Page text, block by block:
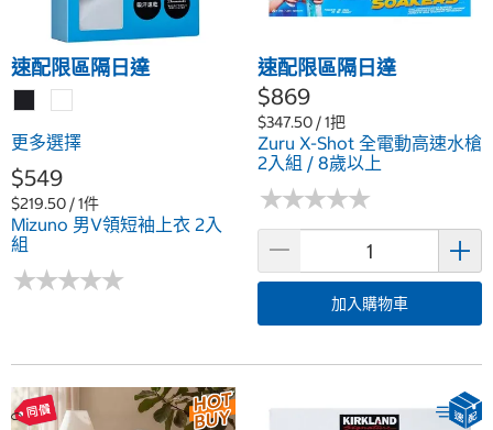
速配限區隔日達
更多選擇
$549
$219.50 / 1件
Mizuno 男V領短袖上衣 2入
組
★★★★★
★★★★★
速配限區隔日達
$869
$347.50 / 1把
Zuru X-Shot 全電動高速水槍
2入組 / 8歲以上
★★★★★
★★★★★
加入購物車